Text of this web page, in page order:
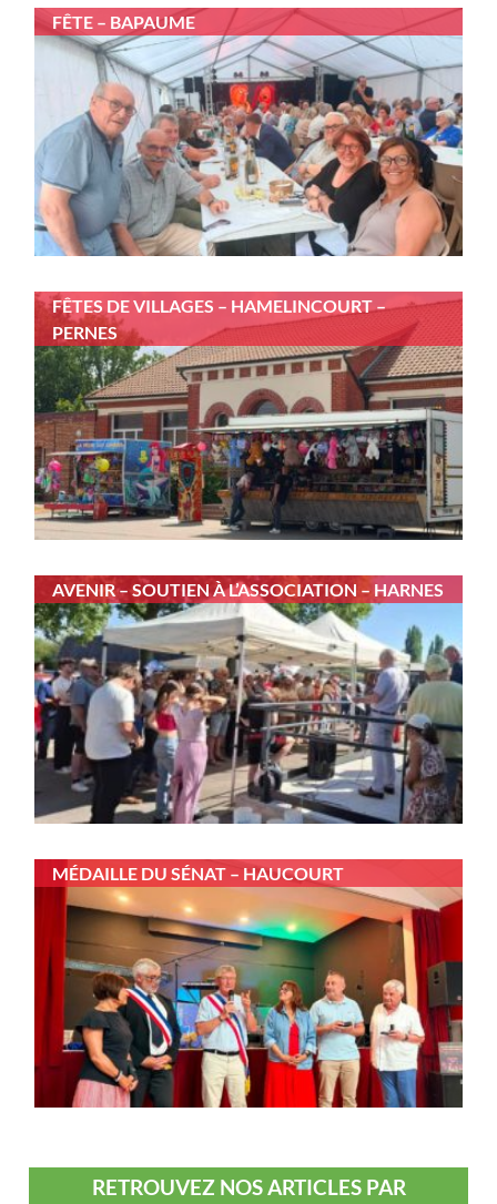
FÊTE – BAPAUME
FÊTES DE VILLAGES – HAMELINCOURT –
PERNES
AVENIR – SOUTIEN À L’ASSOCIATION – HARNES
MÉDAILLE DU SÉNAT – HAUCOURT
RETROUVEZ NOS ARTICLES PAR